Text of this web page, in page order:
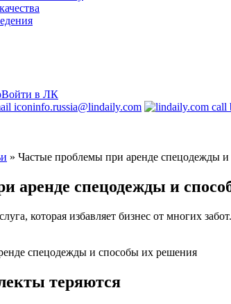
Войти в ЛК
info.russia@lindaily.com
» Частые проблемы при аренде спецодежды
аренде спецодежды и
которая избавляет бизнес от многих
теряются